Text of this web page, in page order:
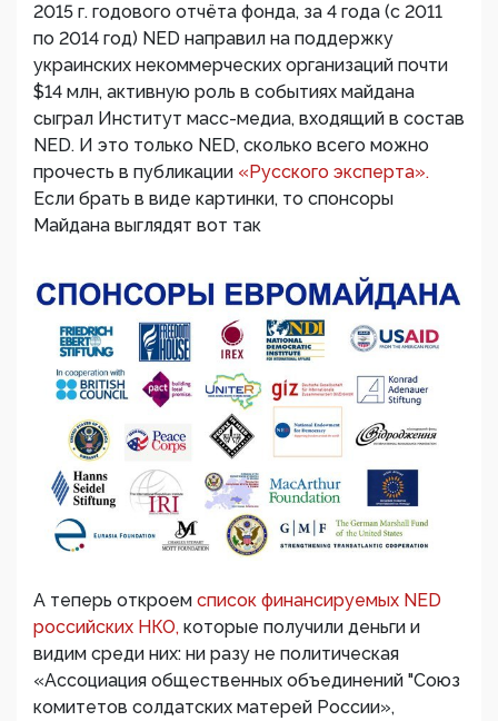
2015 г. годового отчёта фонда, за 4 года (с 2011
по 2014 год) NED направил на поддержку
украинских некоммерческих организаций почти
$14 млн, активную роль в событиях майдана
сыграл Институт масс-медиа, входящий в состав
NED. И это только NED, сколько всего можно
прочесть в публикации «Русского эксперта».
Если брать в виде картинки, то спонсоры
Майдана выглядят вот так
А теперь откроем список финансируемых NED
российских НКО, которые получили деньги и
видим среди них: ни разу не политическая
«Ассоциация общественных объединений "Союз
комитетов солдатских матерей России»,